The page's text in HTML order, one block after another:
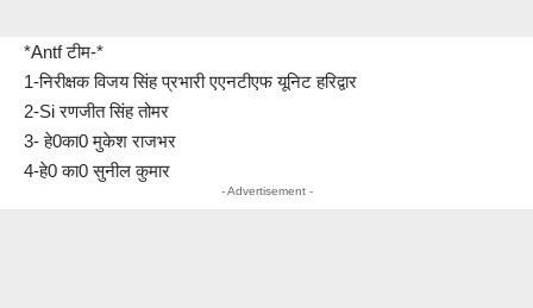
*Antf टीम-*
1-निरीक्षक विजय सिंह प्रभारी एएनटीएफ यूनिट हरिद्वार
2-Si रणजीत सिंह तोमर
3- हे0का0 मुकेश राजभर
4-हे0 का0 सुनील कुमार
- Advertisement -